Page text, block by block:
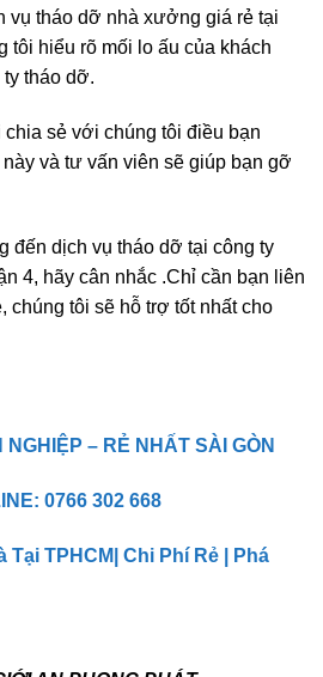
vụ tháo dỡ nhà xưởng giá rẻ tại
tôi hiểu rõ mối lo ấu của khách
ty tháo dỡ.
sẻ với chúng tôi điều bạn
và tư vấn viên sẽ giúp bạn gỡ
đến dịch vụ tháo dỡ tại công ty
4, hãy cân nhắc .Chỉ cần bạn liên
chúng tôi sẽ hỗ trợ tốt nhất cho
NGHIỆP – RẺ NHẤT SÀI GÒN
0766 302 668
Tại TPHCM| Chi Phí Rẻ | Phá